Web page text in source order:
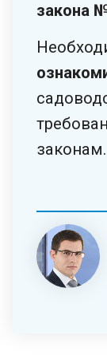
закона
законам.